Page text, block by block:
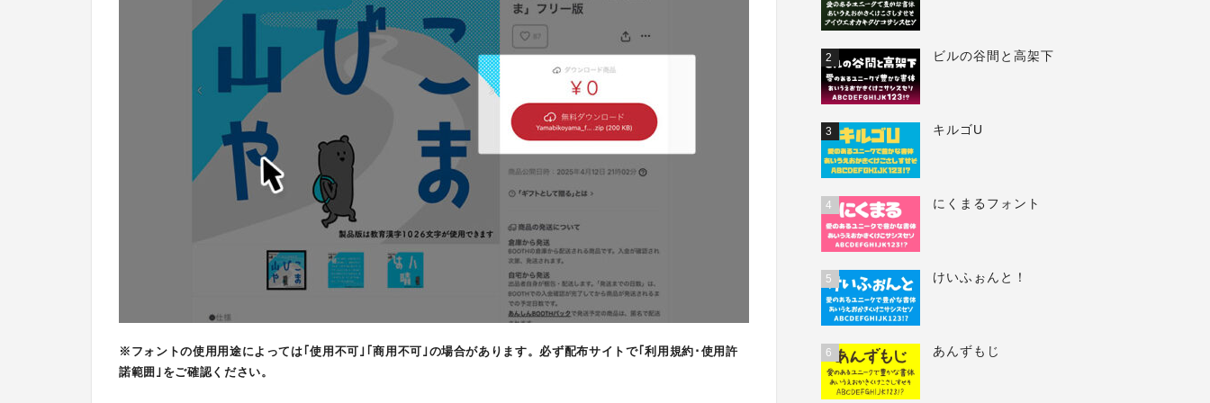
※フォントの使用用途によっては｢使用不可｣｢商用不可｣の場合があります。必ず配布サイトで｢利用規約･使用許
諾範囲｣をご確認ください。
2 ビルの谷間と高架下
3 キルゴU
4 にくまるフォント
5 けいふぉんと！
6 あんずもじ